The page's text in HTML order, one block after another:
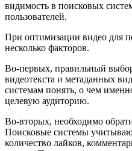
видимость в поисковых
пользователей.
При оптимизации видео для
несколько факторов.
Во-первых, правильный
видеотекста и метаданных
системам понять, о чем
целевую аудиторию.
Во-вторых, необходимо
Поисковые системы
количество лайков,